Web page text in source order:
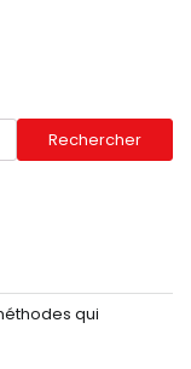
Rechercher
qui